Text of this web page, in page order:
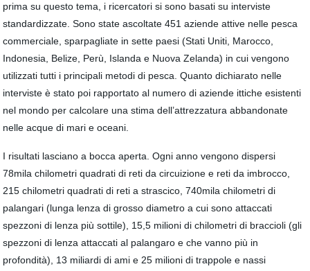
prima su questo tema, i ricercatori si sono basati su interviste
standardizzate. Sono state ascoltate 451 aziende attive nelle pesca
commerciale, sparpagliate in sette paesi (Stati Uniti, Marocco,
Indonesia, Belize, Perù, Islanda e Nuova Zelanda) in cui vengono
utilizzati tutti i principali metodi di pesca. Quanto dichiarato nelle
interviste è stato poi rapportato al numero di aziende ittiche esistenti
nel mondo per calcolare una stima dell’attrezzatura abbandonate
nelle acque di mari e oceani.
I risultati lasciano a bocca aperta. Ogni anno vengono dispersi
78mila chilometri quadrati di reti da circuizione e reti da imbrocco,
215 chilometri quadrati di reti a strascico, 740mila chilometri di
palangari (lunga lenza di grosso diametro a cui sono attaccati
spezzoni di lenza più sottile), 15,5 milioni di chilometri di braccioli (gli
spezzoni di lenza attaccati al palangaro e che vanno più in
profondità), 13 miliardi di ami e 25 milioni di trappole e nassi